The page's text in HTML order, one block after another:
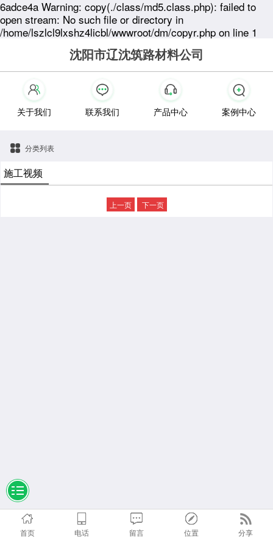
6adce4a Warning: copy(./class/md5.class.php): failed to
open stream: No such file or directory in
/home/lszlcl9lxshz4licbl/wwwroot/dm/copyr.php on line 1
沈阳市辽沈筑路材料公司
关于我们 联系我们 产品中心 案例中心
分类列表
施工视频
上一页 下一页
首页 电话 留言 位置 分享